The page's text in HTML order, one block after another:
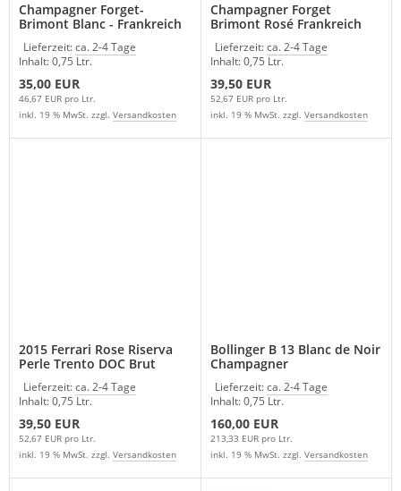
Champagner Forget-
Brimont Blanc - Frankreich
Lieferzeit:ca. 2-4 Tage
Inhalt: 0,75 Ltr.
35,00 EUR
46,67 EUR pro Ltr.
inkl. 19 % MwSt. zzgl. Versandkosten
Champagner Forget
Brimont Rosé Frankreich
Lieferzeit:ca. 2-4 Tage
Inhalt: 0,75 Ltr.
39,50 EUR
52,67 EUR pro Ltr.
inkl. 19 % MwSt. zzgl. Versandkosten
2015 Ferrari Rose Riserva
Perle Trento DOC Brut
Lieferzeit:ca. 2-4 Tage
Inhalt: 0,75 Ltr.
39,50 EUR
52,67 EUR pro Ltr.
inkl. 19 % MwSt. zzgl. Versandkosten
Bollinger B 13 Blanc de Noir
Champagner
Lieferzeit:ca. 2-4 Tage
Inhalt: 0,75 Ltr.
160,00 EUR
213,33 EUR pro Ltr.
inkl. 19 % MwSt. zzgl. Versandkosten